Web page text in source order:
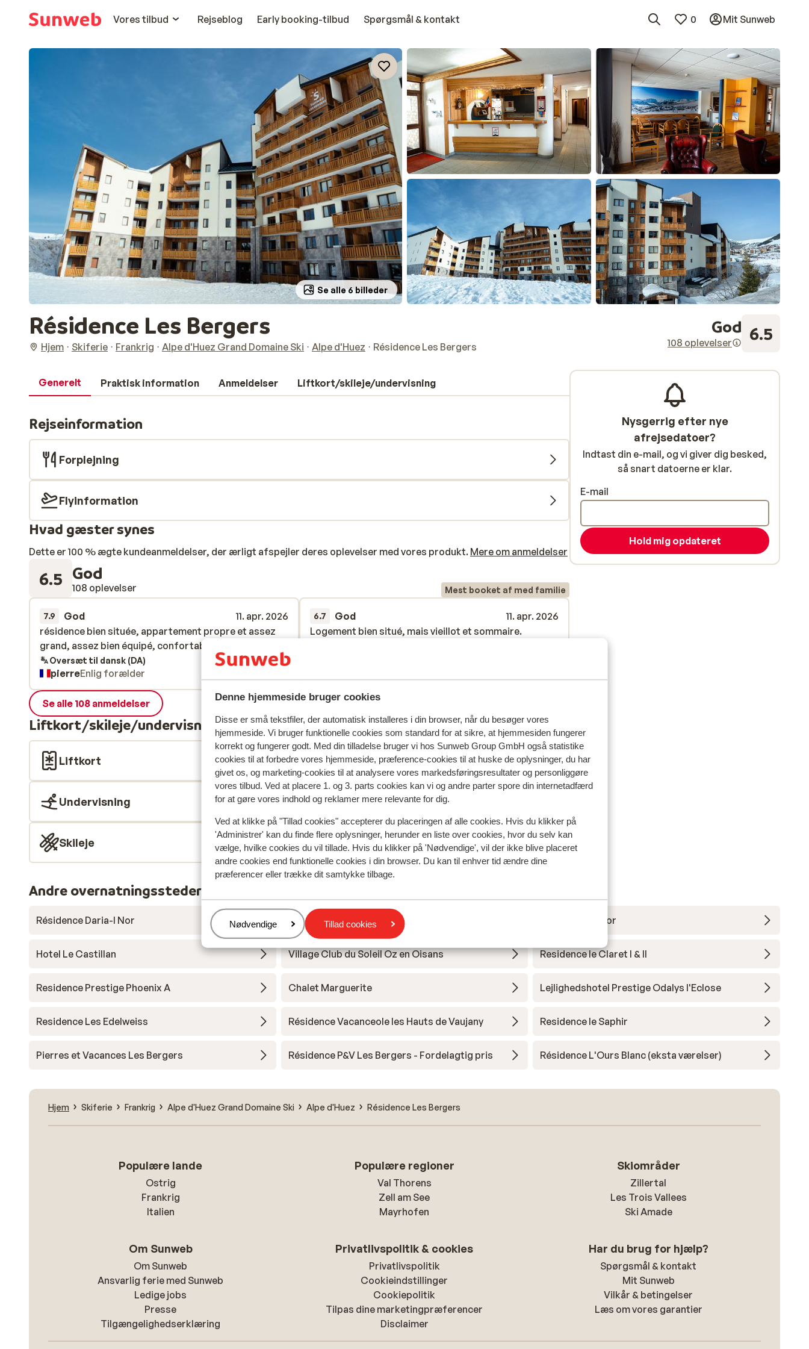
Denne hjemmeside bruger cookies
Disse er små tekstfiler, der automatisk installeres i din browser, når du besøger vores
hjemmeside. Vi bruger funktionelle cookies som standard for at sikre, at hjemmesiden fungerer
korrekt og fungerer godt. Med din tilladelse bruger vi hos Sunweb Group GmbH også statistike
cookies til at forbedre vores hjemmeside, præference-cookies til at huske de oplysninger, du har
givet os, og marketing-cookies til at analysere vores markedsføringsresultater og personliggøre
vores tilbud. Ved at placere 1. og 3. parts cookies kan vi og andre parter spore din internetadfærd
for at gøre vores indhold og reklamer mere relevante for dig.
Ved at klikke på "Tillad cookies" accepterer du placeringen af alle cookies. Hvis du klikker på
'Administrer' kan du finde flere oplysninger, herunder en liste over cookies, hvor du selv kan
vælge, hvilke cookies du vil tillade. Hvis du klikker på 'Nødvendige', vil der ikke blive placeret
andre cookies end funktionelle cookies i din browser. Du kan til enhver tid ændre dine
præferencer eller trække dit samtykke tilbage.
Administrer
Nødvendige Tillad cookies
Vores tilbud
Rejseblog Early booking-tilbud Spørgsmål & kontakt 0 Mit Sunweb
Se alle 6 billeder
Résidence Les Bergers
Hjem Skiferie Frankrig Alpe d'Huez Grand Domaine Ski Alpe d'Huez Résidence Les Bergers
God
108 oplevelser 6.5
Generelt Praktisk information Anmeldelser Liftkort/skileje/undervisning
Rejseinformation
Forplejning
Flyinformation
Hvad gæster synes
Dette er 100 % ægte kundeanmeldelser, der ærligt afspejler deres oplevelser med vores produkt. Mere om anmeldelser
6.5 God
108 oplevelser Mest booket af med familie
7.9 God
11. apr. 2026
résidence bien située, appartement propre et assez
grand, assez bien équipé, confortable, calme
résidence bien située, appartement propre et assez
grand, assez bien équipé, confortable, calme
Oversæt til dansk (DA)
pierreEnlig forælder
6.7 God
11. apr. 2026
Logement bien situé, mais vieillot et sommaire.
Logement bien situé, mais vieillot et sommaire.
Se alle 108 anmeldelser
Liftkort/skileje/undervisning
Liftkort
Undervisning
Skileje
Nysgerrig efter nye
afrejsedatoer?
Indtast din e-mail, og vi giver dig besked,
så snart datoerne er klar.
E-mail
Hold mig opdateret
Andre overnatningssteder i Alpe d'Huez Grand Domaine Ski
Résidence Daria-I Nor Hotel Au Chamois d'Or Hotel Daria-I Nor
Hotel Le Castillan Village Club du Soleil Oz en Oisans Residence le Claret I & II
Residence Prestige Phoenix A Chalet Marguerite Lejlighedshotel Prestige Odalys l'Eclose
Residence Les Edelweiss Résidence Vacanceole les Hauts de Vaujany Residence le Saphir
Pierres et Vacances Les Bergers Résidence P&V Les Bergers - Fordelagtig pris Résidence L'Ours Blanc (eksta værelser)
Hjem Skiferie Frankrig Alpe d'Huez Grand Domaine Ski Alpe d'Huez Résidence Les Bergers
Populære lande
Ostrig
Frankrig
Italien
Populære regioner
Val Thorens
Zell am See
Mayrhofen
Skiområder
Zillertal
Les Trois Vallees
Ski Amade
Om Sunweb
Om Sunweb
Ansvarlig ferie med Sunweb
Ledige jobs
Presse
Tilgængelighedserklæring
Privatlivspolitik & cookies
Privatlivspolitik
Cookieindstillinger
Cookiepolitik
Tilpas dine marketingpræferencer
Disclaimer
Har du brug for hjælp?
Spørgsmål & kontakt
Mit Sunweb
Vilkår & betingelser
Læs om vores garantier